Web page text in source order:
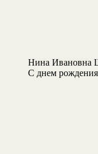
Нина Ивановна
С днем